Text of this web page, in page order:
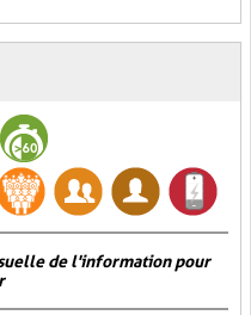
de l'information pour